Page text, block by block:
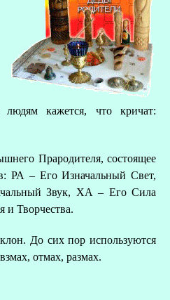
кажется, что кричат:
Прародителя, состоящее
РА – Его Изначальный Свет,
Звук, ХА – Его Сила
и Творчества.
До сих пор используются
отмах, размах.